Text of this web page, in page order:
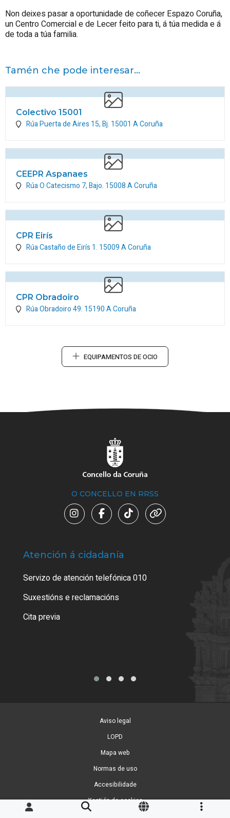
Non deixes pasar a oportunidade de coñecer Espazo Coruña,
un Centro Comercial e de Lecer feito para ti, á túa medida e á
de toda a túa familia.
Tamén che pode interesar...
Colectivo 15001
Rúa Puerta de Aires 15, Bj. 15001 A Coruña
CEEPR Aspanaes
Rúa O Catecismo 7, Bajo. 15008A Coruña
CPR Eirís
Rúa Castaño de Eirís 1. 15009A Coruña
CPR Obradoiro
Rúa Obradoiro 49. 15190A Coruña
EQUIPAMENTOS DE OCIO
O CONCELLO EN RRSS
Atención á cidadanía
Servizo de atención telefónica 010
Suxestións e reclamacións
Cita previa
Aviso legal
LOPD
Mapa web
Normas de uso
Accesibilidade
Xestión de cookies